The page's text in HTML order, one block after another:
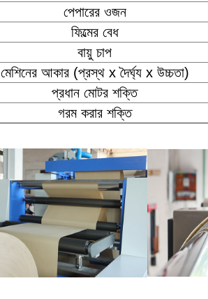
পেপারের ওজন
ফিল্মের বেধ
বায়ু চাপ
মেশিনের আকার (প্রস্থ x দৈর্ঘ্য x উচ্চতা)
প্রধান মোটর শক্তি
গরম করার শক্তি